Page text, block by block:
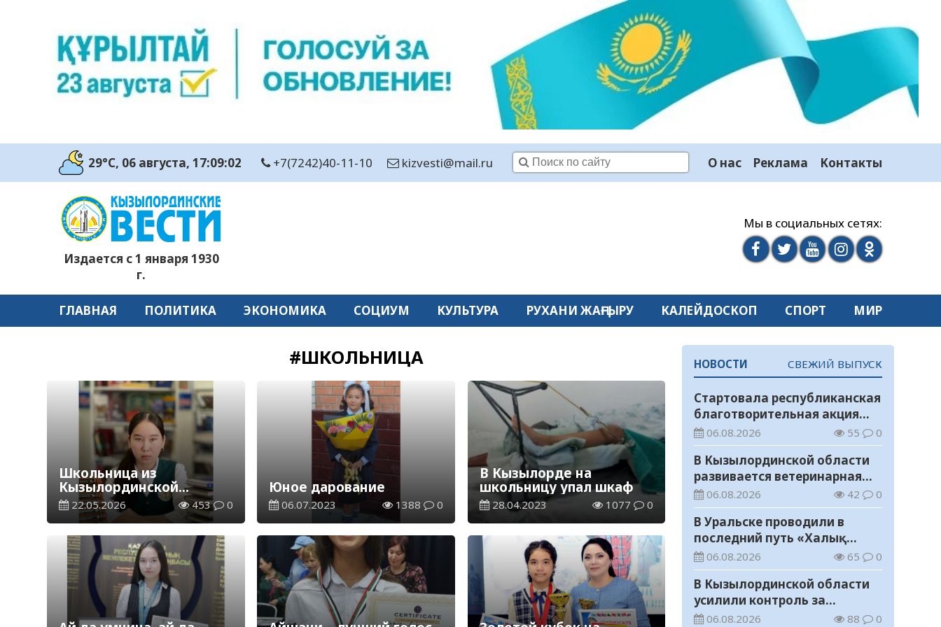
29°C, 06 августа, 17:09:03 +7(7242)40-11-10 kizvesti@mail.ru О нас Реклама Контакты
Издается с 1 января 1930
г.
Мы в социальных сетях:
ГЛАВНАЯ ПОЛИТИКА ЭКОНОМИКА СОЦИУМ КУЛЬТУРА РУХАНИ ЖАҢҒЫРУ КАЛЕЙДОСКОП СПОРТ МИР
#ШКОЛЬНИЦА
Школьница из
Кызылординской
области набрала 137
баллов на ЕНТ
22.05.2026 453 0
Юное дарование
06.07.2023 1388 0
В Кызылорде на
школьницу упал шкаф
28.04.2023 1077 0
НОВОСТИ СВЕЖИЙ ВЫПУСК
Стартовала республиканская
благотворительная акция
«Дорога в школу»
06.08.2026 55 0
В Кызылординской области
развивается ветеринарная
отрасль
06.08.2026 42 0
В Уральске проводили в
последний путь «Халық
Қаһарманы» Ивана
Степановича Гапича
06.08.2026 65 0
В Кызылординской области
усилили контроль за
финансовой дисциплиной
06.08.2026 88 0